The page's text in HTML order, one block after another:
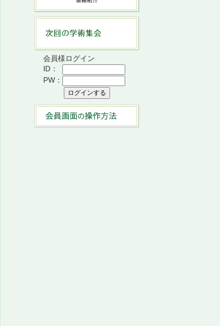
会員様ログイン
ID：
PW：